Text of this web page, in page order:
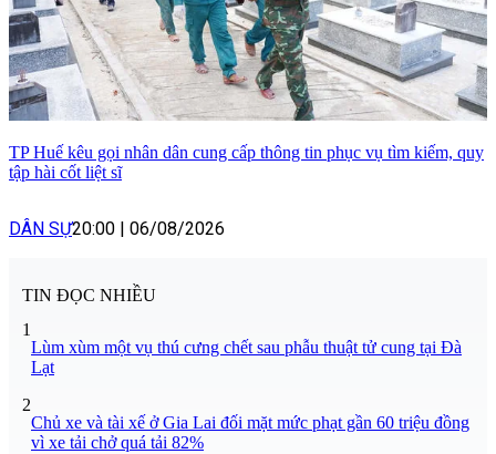
TP Huế kêu gọi nhân dân cung cấp thông tin phục vụ tìm kiếm, quy
tập hài cốt liệt sĩ
DÂN SỰ20:00 | 06/08/2026
TIN ĐỌC NHIỀU
1
Lùm xùm một vụ thú cưng chết sau phẫu thuật tử cung tại Đà
Lạt
2
Chủ xe và tài xế ở Gia Lai đối mặt mức phạt gần 60 triệu đồng
vì xe tải chở quá tải 82%